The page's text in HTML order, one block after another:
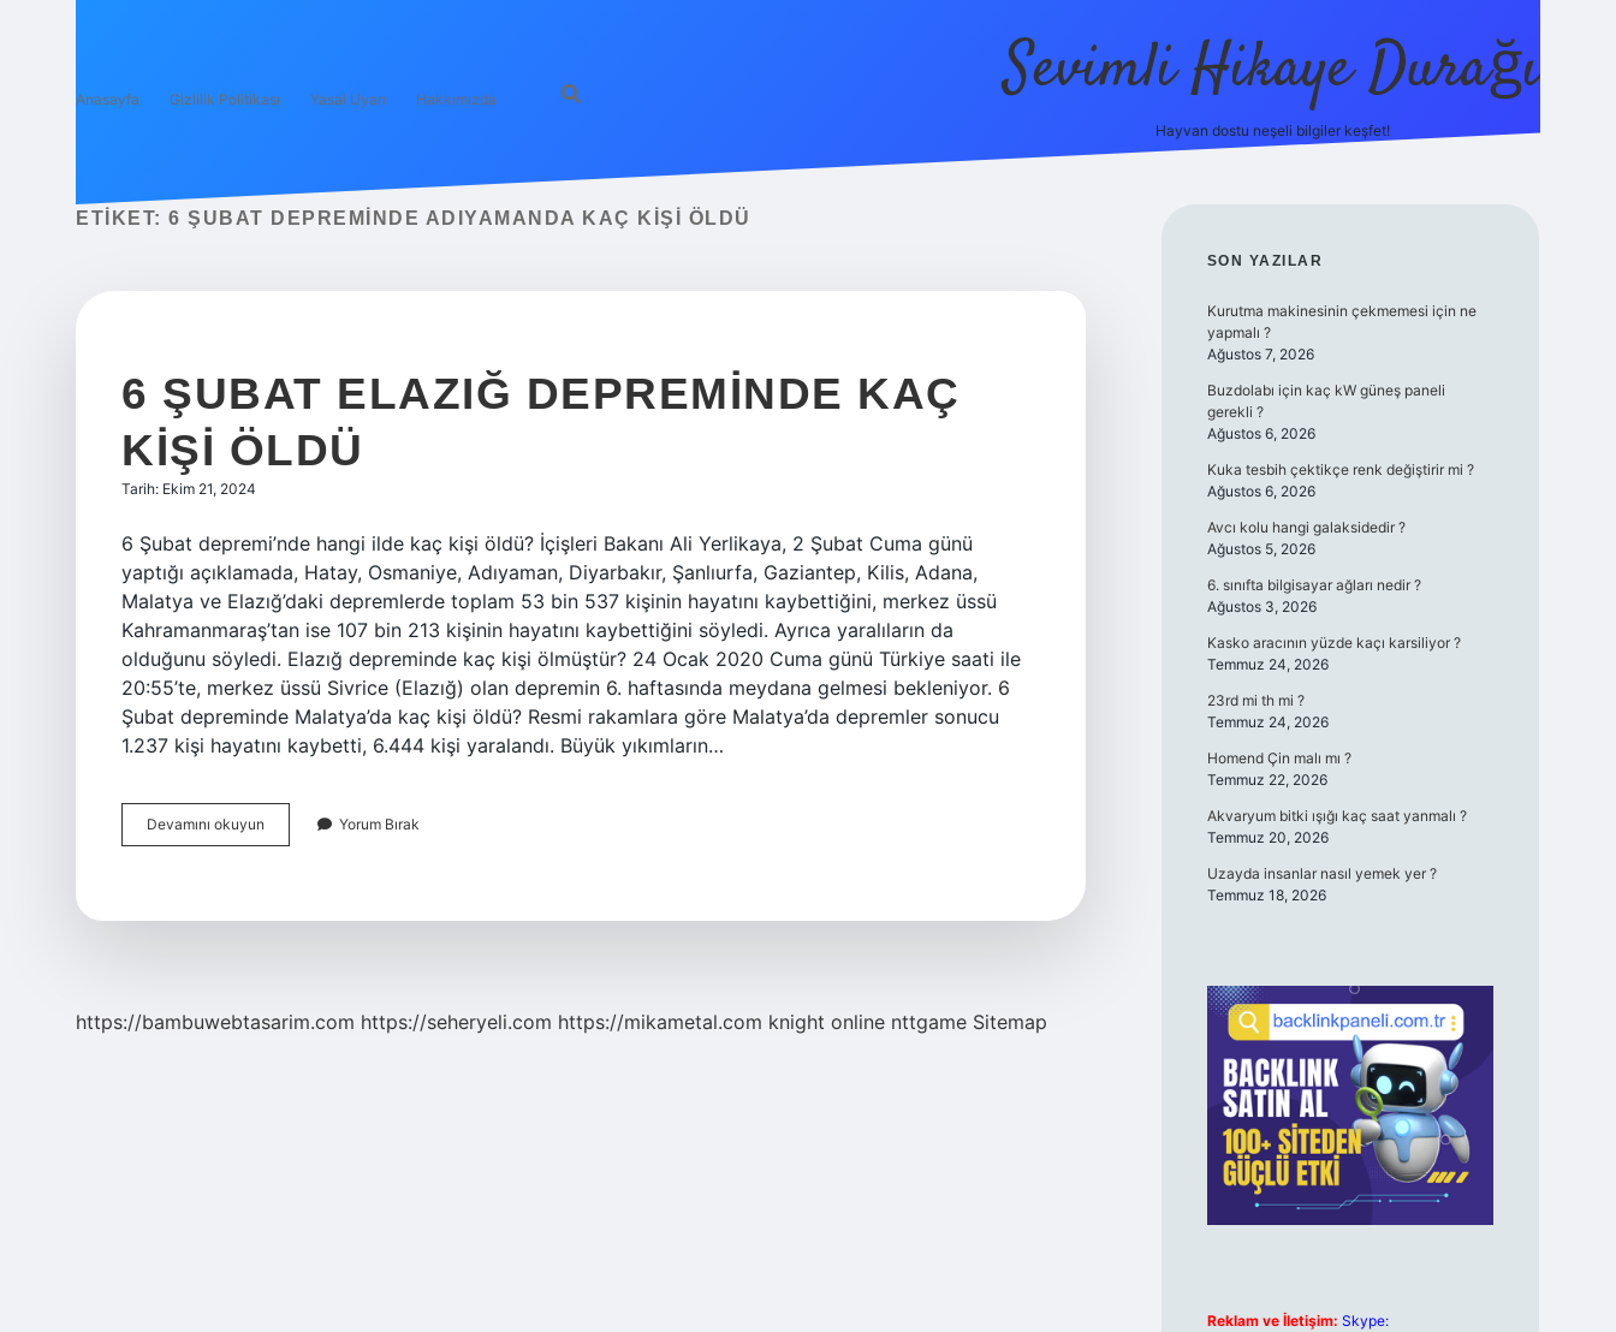
Anasayfa Gizlilik Politikası Yasal Uyarı Hakkımızda Sevimli Hikaye Durağı
Hayvan dostu neşeli bilgiler keşfet!
ETIKET: 6 ŞUBAT DEPREMINDE ADIYAMANDA KAÇ KIŞI ÖLDÜ
6 ŞUBAT ELAZIĞ DEPREMINDE KAÇ
KIŞI ÖLDÜ
Tarih: Ekim 21, 2024
6 Şubat depremi’nde hangi ilde kaç kişi öldü? İçişleri Bakanı Ali Yerlikaya, 2 Şubat Cuma günü
yaptığı açıklamada, Hatay, Osmaniye, Adıyaman, Diyarbakır, Şanlıurfa, Gaziantep, Kilis, Adana,
Malatya ve Elazığ’daki depremlerde toplam 53 bin 537 kişinin hayatını kaybettiğini, merkez üssü
Kahramanmaraş’tan ise 107 bin 213 kişinin hayatını kaybettiğini söyledi. Ayrıca yaralıların da
olduğunu söyledi. Elazığ depreminde kaç kişi ölmüştür? 24 Ocak 2020 Cuma günü Türkiye saati ile
20:55’te, merkez üssü Sivrice (Elazığ) olan depremin 6. haftasında meydana gelmesi bekleniyor. 6
Şubat depreminde Malatya’da kaç kişi öldü? Resmi rakamlara göre Malatya’da depremler sonucu
1.237 kişi hayatını kaybetti, 6.444 kişi yaralandı. Büyük yıkımların…
Devamını okuyun
Şubat
Yorum Bırak
https://bambuwebtasarim.com https://seheryeli.com https://mikametal.com knight online nttgame Sitemap
SIDEBAR
SON YAZILAR
Kurutma makinesinin çekmemesi için ne
yapmalı ?
Ağustos 7, 2026
Buzdolabı için kaç kW güneş paneli
gerekli ?
Ağustos 6, 2026
Kuka tesbih çektikçe renk değiştirir mi ?
Ağustos 6, 2026
Avcı kolu hangi galaksidedir ?
Ağustos 5, 2026
6. sınıfta bilgisayar ağları nedir ?
Ağustos 3, 2026
Kasko aracının yüzde kaçı karsiliyor ?
Temmuz 24, 2026
23rd mi th mi ?
Temmuz 24, 2026
Homend Çin malı mı ?
Temmuz 22, 2026
Akvaryum bitki ışığı kaç saat yanmalı ?
Temmuz 20, 2026
Uzayda insanlar nasıl yemek yer ?
Temmuz 18, 2026
Reklam ve İletişim: Skype: